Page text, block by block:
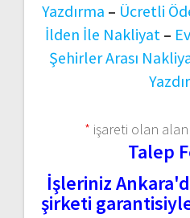
Yazdırma – Ücretli
İlden İle Nakliyat –
Şehirler Arası
* işareti olan
Talep
İşleriniz
şirketi